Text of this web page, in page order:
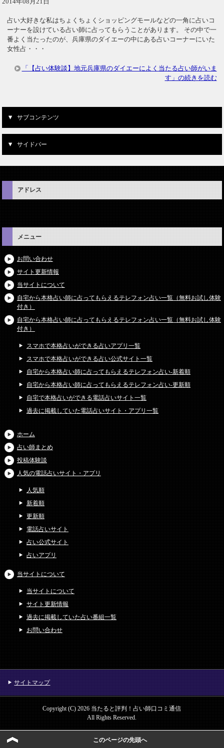
占い大好きな私はちょくちょくショッピングモールなどの一角に占いコ
ーナーを設けている占い師に占ってもらうことがあります。 その中で一
番よく当たったのが、兵庫県のダイエーの中にある占いコーナーにいた
女性占・・・
「【占い体験談】地元兵庫県のダイエーによく当たる占い師がいま
す」の続きを読む
サブコンテンツ
サイドバー
アドレス
メニュー
お問い合わせ
サイト更新情報
当サイトについて
自宅から本格占い師に占ってもらえるテレフォン占い一覧（無料お試し体験
付き）
自宅から本格占い師に占ってもらえるテレフォン占い一覧（無料お試し体験
付き）
スマホで本格占いができる占いアプリ一覧
スマホで本格占いができる占い公式サイト一覧
自宅から本格占い師に占ってもらえるテレフォン占い-新着順
自宅から本格占い師に占ってもらえるテレフォン占い-更新順
自宅で本格占いができる電話占いサイト一覧
過去に掲載していた電話占いサイト・アプリ一覧
ホーム
占い師まとめ
投稿体験談
人気の電話占いサイト・アプリ
人気順
新着順
更新順
電話占いサイト
占い公式サイト
占いアプリ
当サイトについて
当サイトについて
サイト更新情報
過去に掲載していた占い番組一覧
お問い合わせ
サイトマップ
Copyright (C) 2026 当たると評判！占い師口コミ通信
All Rights Reserved.
このページの先頭へ